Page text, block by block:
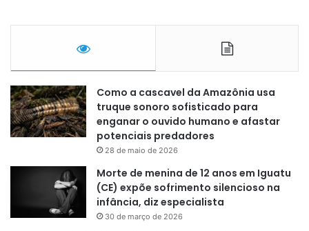
Como a cascavel da Amazônia usa
truque sonoro sofisticado para
enganar o ouvido humano e afastar
potenciais predadores
28 de maio de 2026
Morte de menina de 12 anos em Iguatu
(CE) expõe sofrimento silencioso na
infância, diz especialista
30 de março de 2026